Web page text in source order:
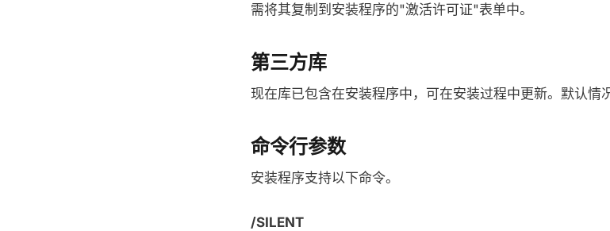
需将其复制到安装程序的"激活许可证"表单中。
第三方库
现在库已包含在安装程序中，可在安装过程中更新。默认情
命令行参数
安装程序支持以下命令。
/SILENT